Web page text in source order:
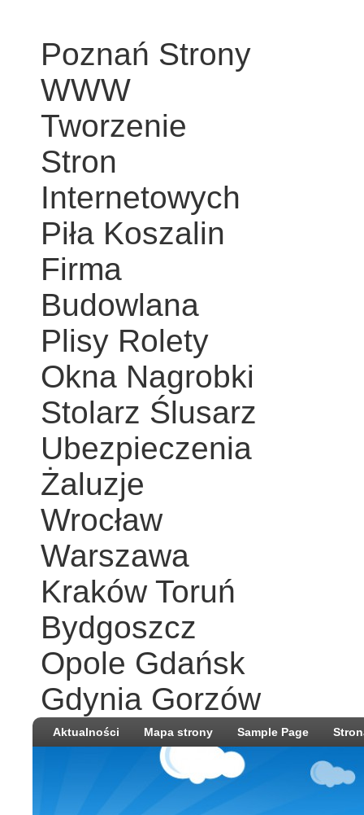
Poznań Strony
WWW
Tworzenie
Stron
Internetowych
Piła Koszalin
Firma
Budowlana
Plisy Rolety
Okna Nagrobki
Stolarz Ślusarz
Ubezpieczenia
Żaluzje
Wrocław
Warszawa
Kraków Toruń
Bydgoszcz
Opole Gdańsk
Gdynia Gorzów
Aktualności Mapa strony Sample Page